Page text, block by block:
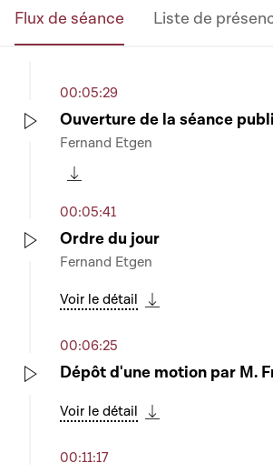
Flux de séance Liste de
00:05:29
Ouverture de la séance
Fernand Etgen
00:05:41
Ordre du jour
Fernand Etgen
Voir le détail
00:06:25
Dépôt d'une motion par M.
Voir le détail
00:11:17